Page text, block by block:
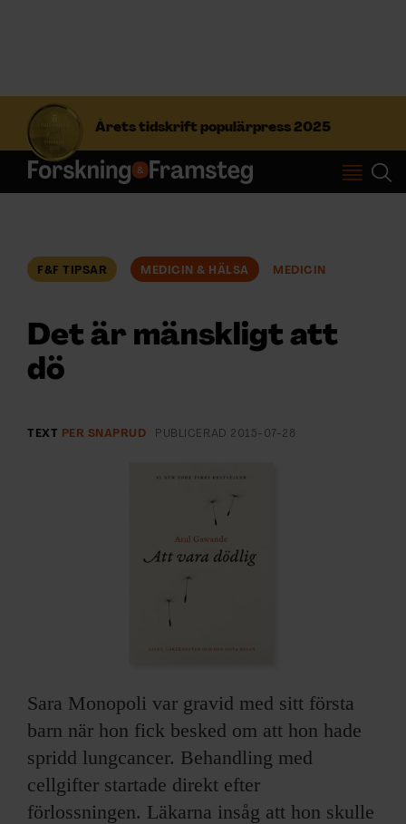
Årets tidskrift populärpress 2025
S
f
t
Prenumerera
ÄMNEN
EVENEMANG & RESOR
PRENUMERERA PÅ F&F
ANNONSERA I F&F
OM F&F
F&F TIPSAR MEDICIN & HÄLSA MEDICIN
Det är mänskligt att
dö
TEXT PER SNAPRUD PUBLICERAD 2015-07-28
Sara Monopoli var gravid med sitt första
barn när hon fick besked om att hon hade
spridd lungcancer. Behandling med
cellgifter startade direkt efter
förlossningen. Läkarna insåg att hon skulle